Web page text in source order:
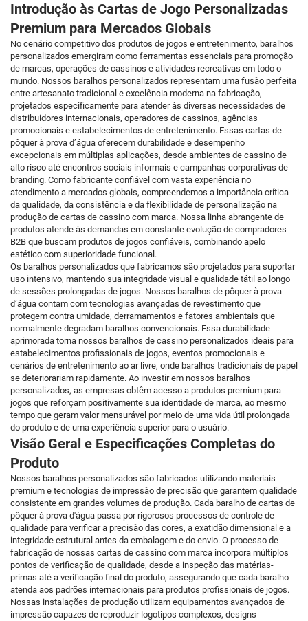
Introdução às Cartas de Jogo Personalizadas
Premium para Mercados Globais
No cenário competitivo dos produtos de jogos e entretenimento, baralhos
personalizados emergiram como ferramentas essenciais para promoção
de marcas, operações de cassinos e atividades recreativas em todo o
mundo. Nossos baralhos personalizados representam uma fusão perfeita
entre artesanato tradicional e excelência moderna na fabricação,
projetados especificamente para atender às diversas necessidades de
distribuidores internacionais, operadores de cassinos, agências
promocionais e estabelecimentos de entretenimento. Essas cartas de
pôquer à prova d’água oferecem durabilidade e desempenho
excepcionais em múltiplas aplicações, desde ambientes de cassino de
alto risco até encontros sociais informais e campanhas corporativas de
branding. Como fabricante confiável com vasta experiência no
atendimento a mercados globais, compreendemos a importância crítica
da qualidade, da consistência e da flexibilidade de personalização na
produção de cartas de cassino com marca. Nossa linha abrangente de
produtos atende às demandas em constante evolução de compradores
B2B que buscam produtos de jogos confiáveis, combinando apelo
estético com superioridade funcional.
Os baralhos personalizados que fabricamos são projetados para suportar
uso intensivo, mantendo sua integridade visual e qualidade tátil ao longo
de sessões prolongadas de jogos. Nossos baralhos de pôquer à prova
d’água contam com tecnologias avançadas de revestimento que
protegem contra umidade, derramamentos e fatores ambientais que
normalmente degradam baralhos convencionais. Essa durabilidade
aprimorada torna nossos baralhos de cassino personalizados ideais para
estabelecimentos profissionais de jogos, eventos promocionais e
cenários de entretenimento ao ar livre, onde baralhos tradicionais de papel
se deteriorariam rapidamente. Ao investir em nossos baralhos
personalizados, as empresas obtêm acesso a produtos premium para
jogos que reforçam positivamente sua identidade de marca, ao mesmo
tempo que geram valor mensurável por meio de uma vida útil prolongada
do produto e de uma experiência superior para o usuário.
Visão Geral e Especificações Completas do
Produto
Nossos baralhos personalizados são fabricados utilizando materiais
premium e tecnologias de impressão de precisão que garantem qualidade
consistente em grandes volumes de produção. Cada baralho de cartas de
pôquer à prova d'água passa por rigorosos processos de controle de
qualidade para verificar a precisão das cores, a exatidão dimensional e a
integridade estrutural antes da embalagem e do envio. O processo de
fabricação de nossas cartas de cassino com marca incorpora múltiplos
pontos de verificação de qualidade, desde a inspeção das matérias-
primas até a verificação final do produto, assegurando que cada baralho
atenda aos padrões internacionais para produtos profissionais de jogos.
Nossas instalações de produção utilizam equipamentos avançados de
impressão capazes de reproduzir logotipos complexos, designs